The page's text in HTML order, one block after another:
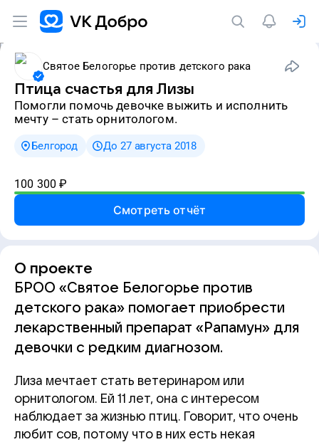
Святое Белогорье против детского рака
Птица счастья для Лизы
Помогли помочь девочке выжить и исполнить
мечту – стать орнитологом.
Белгород До 27 августа 2018
100 300 ₽
Смотреть отчёт
О проекте
БРОО «Святое Белогорье против
детского рака» помогает приобрести
лекарственный препарат «Рапамун» для
девочки с редким диагнозом.
Лиза мечтает стать ветеринаром или
орнитологом. Ей 11 лет, она с интересом
наблюдает за жизнью птиц. Говорит, что очень
любит сов, потому что в них есть некая